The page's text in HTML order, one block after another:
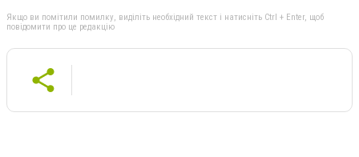
Якщо ви помітили помилку, виділіть необхідний текст і натисніть Ctrl + Enter, щоб
повідомити про це редакцію